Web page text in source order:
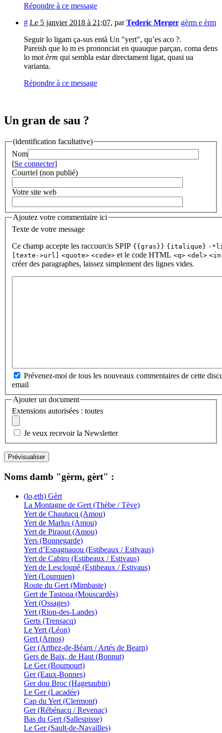
Répondre à ce message
# Le 5 janvier 2018 à 21:07, parTederic Merger gèrm e èrm
Seguir lo ligam ça-sus entà Un "yert", qu’es aco ?.
Pareish que lo m es prononciat en quauque parçan, coma dens
lo mot èrm qui sembla estar directament ligat, quasi ua
varianta.
Répondre à ce message
Un gran de sau ?
(identification facultative)
Nom
[Se connecter]
Courriel (non publié)
Votre site web
Ajoutez votre commentaire ici
Texte de votre message
Ce champ accepte les raccourcis SPIP {{gras}} {italique} -
[texte->url] <quote> <code> et le code HTML <q> <del>
créer des paragraphes, laissez simplement des lignes vides.
Prévenez-moi de tous les nouveaux commentaires de cette
email
Ajouter un document
Extensions autorisées : toutes
Je veux recevoir la Newsletter
Noms damb "gèrm, gèrt" :
(lo,eth) Gèrt
La Montagne de Gert (Thèbe / Tève)
Yert de Chautucq (Amou)
Yert de Marlus (Amou)
Yert de Piraout (Amou)
Yers (Bonnegarde)
Yert d’Espagnauou (Estibeaux / Estivaus)
Yert de Cabiro (Estibeaux / Estivaus)
Yert de Lescloupé (Estibeaux / Estivaus)
Yert (Lourquen)
Route du Gert (Mimbaste)
Gert de Tastoua (Mouscardès)
Yert (Ossages)
Yert (Rion-des-Landes)
Gerts (Trensacq)
Le Yert (Léon)
Gert (Arnos)
Ger (Arthez-de-Béarn / Artés de Bearn)
Gers de Baix, de Haut (Bonnut)
Le Ger (Boumourt)
Ger (Eaux-Bonnes)
Ger dou Broc (Hagetaubin)
Le Ger (Lacadée)
Cap du Yert (Clermont)
Ger (Rébénacq / Revenac)
Bas du Gert (Sallespisse)
Le Ger (Sault-de-Navailles)